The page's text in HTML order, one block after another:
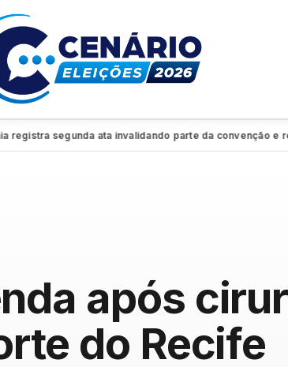
segunda ata invalidando parte da convenção e
após
do Recife